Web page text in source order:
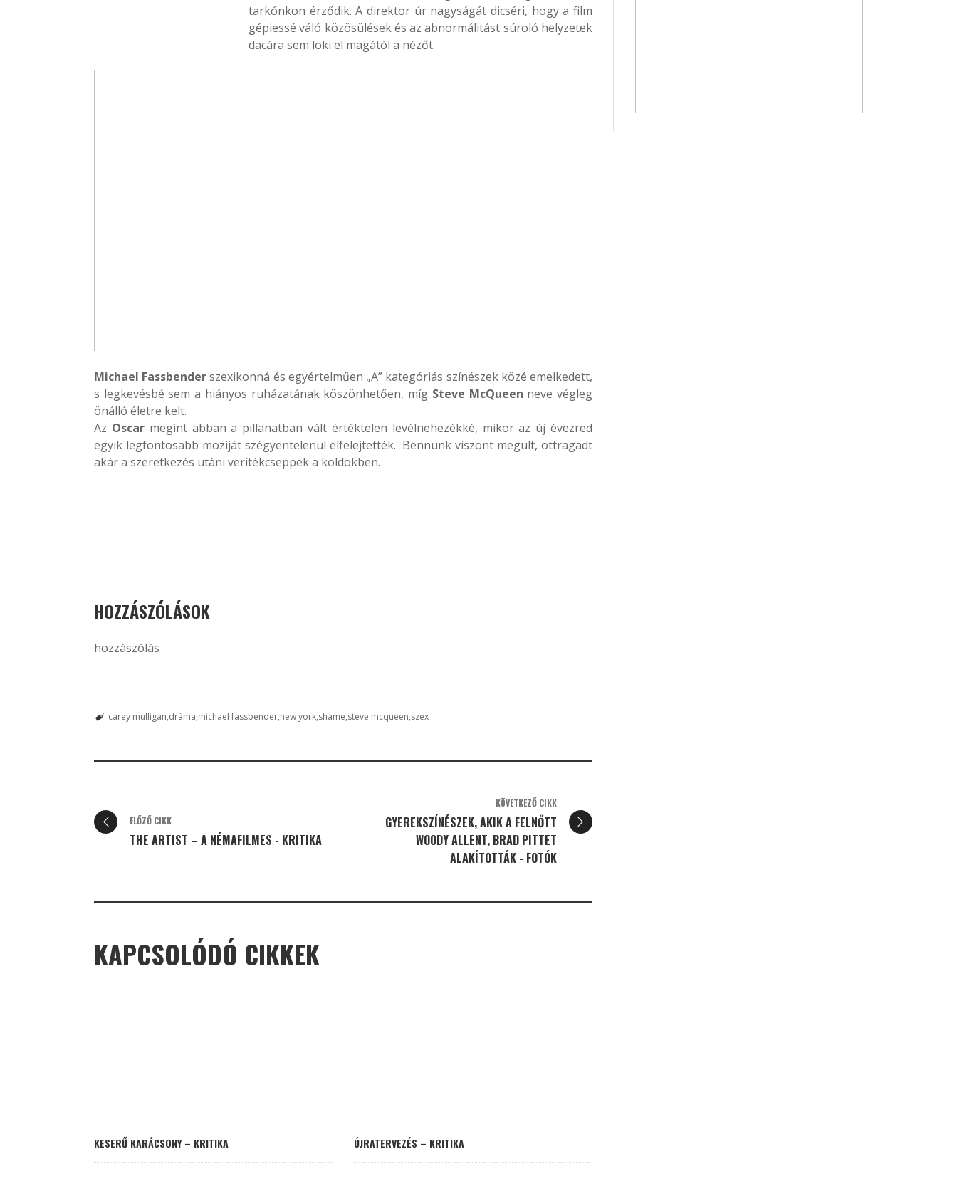
tarkónkon érződik. A direktor úr nagyságát dicséri, hogy a film
gépiessé váló közösülések és az abnormálitást súroló helyzetek
dacára sem löki el magától a nézőt.
Michael Fassbenderszexikonná és egyértelműen „A” kategóriás színészek közé emelkedett,
s legkevésbé sem a hiányos ruházatának köszönhetően, míg Steve McQueen neve végleg
önálló életre kelt.
Az Oscar megint abban a pillanatban vált értéktelen levélnehezékké, mikor az új évezred
egyik legfontosabb moziját szégyentelenül elfelejtették. Bennünk viszont megült, ottragadt
akár a szeretkezés utáni verítékcseppek a köldökben.
HOZZÁSZÓLÁSOK
hozzászólás
carey mulligan dráma michael fassbender new york shame steve mcqueen szex
ELŐZŐ CIKK
THE ARTIST – A NÉMAFILMES - KRITIKA
KÖVETKEZŐ CIKK
GYEREKSZÍNÉSZEK, AKIK A FELNŐTT
WOODY ALLENT, BRAD PITTET
ALAKÍTOTTÁK - FOTÓK
KAPCSOLÓDÓ CIKKEK
KESERŰ KARÁCSONY – KRITIKA ÚJRATERVEZÉS – KRITIKA